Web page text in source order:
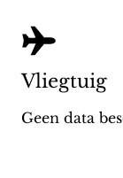
Vliegtuig
Geen data